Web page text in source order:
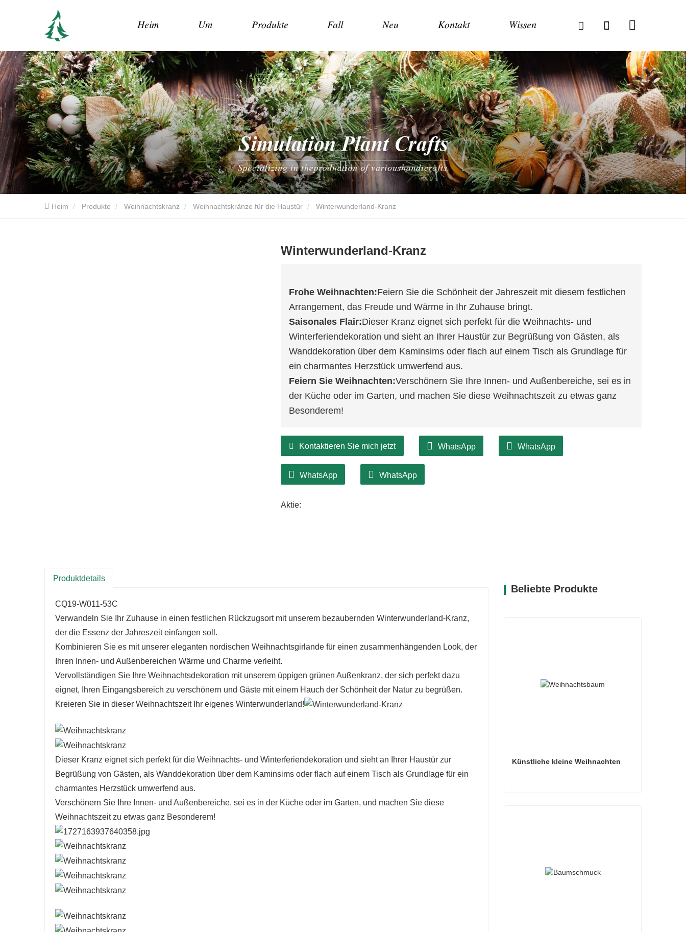
Heim Um Produkte Fall Neu Kontakt Wissen
Heim Produkte Weihnachtskranz Weihnachtskränze für die Haustür Winterwunderland-Kranz
Winterwunderland-Kranz
Frohe Weihnachten:Feiern Sie die Schönheit der Jahreszeit mit diesem festlichen
Arrangement, das Freude und Wärme in Ihr Zuhause bringt.
Saisonales Flair:Dieser Kranz eignet sich perfekt für die Weihnachts- und
Winterferiendekoration und sieht an Ihrer Haustür zur Begrüßung von Gästen, als
Wanddekoration über dem Kaminsims oder flach auf einem Tisch als Grundlage für
ein charmantes Herzstück umwerfend aus.
Feiern Sie Weihnachten:Verschönern Sie Ihre Innen- und Außenbereiche, sei es in
der Küche oder im Garten, und machen Sie diese Weihnachtszeit zu etwas ganz
Besonderem!
Kontaktieren Sie mich jetzt WhatsApp WhatsApp
WhatsApp WhatsApp
Aktie:
Produktdetails
CQ19-W011-53C
Verwandeln Sie Ihr Zuhause in einen festlichen Rückzugsort mit unserem bezaubernden Winterwunderland-Kranz,
der die Essenz der Jahreszeit einfangen soll.
Kombinieren Sie es mit unserer eleganten nordischen Weihnachtsgirlande für einen zusammenhängenden Look, der
Ihren Innen- und Außenbereichen Wärme und Charme verleiht.
Vervollständigen Sie Ihre Weihnachtsdekoration mit unserem üppigen grünen Außenkranz, der sich perfekt dazu
eignet, Ihren Eingangsbereich zu verschönern und Gäste mit einem Hauch der Schönheit der Natur zu begrüßen.
Kreieren Sie in dieser Weihnachtszeit Ihr eigenes Winterwunderland!
Dieser Kranz eignet sich perfekt für die Weihnachts- und Winterferiendekoration und sieht an Ihrer Haustür zur
Begrüßung von Gästen, als Wanddekoration über dem Kaminsims oder flach auf einem Tisch als Grundlage für ein
charmantes Herzstück umwerfend aus.
Verschönern Sie Ihre Innen- und Außenbereiche, sei es in der Küche oder im Garten, und machen Sie diese
Weihnachtszeit zu etwas ganz Besonderem!
Beliebte Produkte
Künstliche kleine Weihnachten